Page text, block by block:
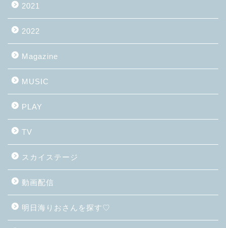
2021
2022
Magazine
MUSIC
PLAY
TV
スカイステージ
動画配信
明日海りおさんを探す♡